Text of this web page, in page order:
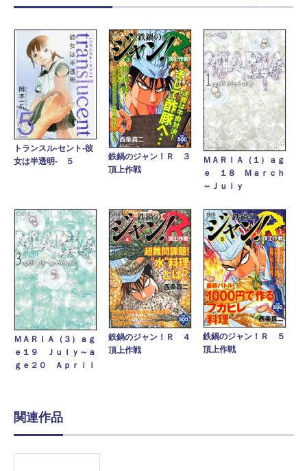
トランスル‐セント‐彼
女は半透明‐ ５
鉄鍋のジャン！Ｒ ３
頂上作戦
ＭＡＲＩＡ（１）ａｇ
ｅ １８ Ｍａｒｃｈ
～Ｊｕｌｙ
ＭＡＲＩＡ（３）ａｇ
ｅ１９ Ｊｕｌｙ～ａ
ｇｅ２０ Ａｐｒｉｌ
鉄鍋のジャン！Ｒ ４
頂上作戦
鉄鍋のジャン！Ｒ ５
頂上作戦
関連作品